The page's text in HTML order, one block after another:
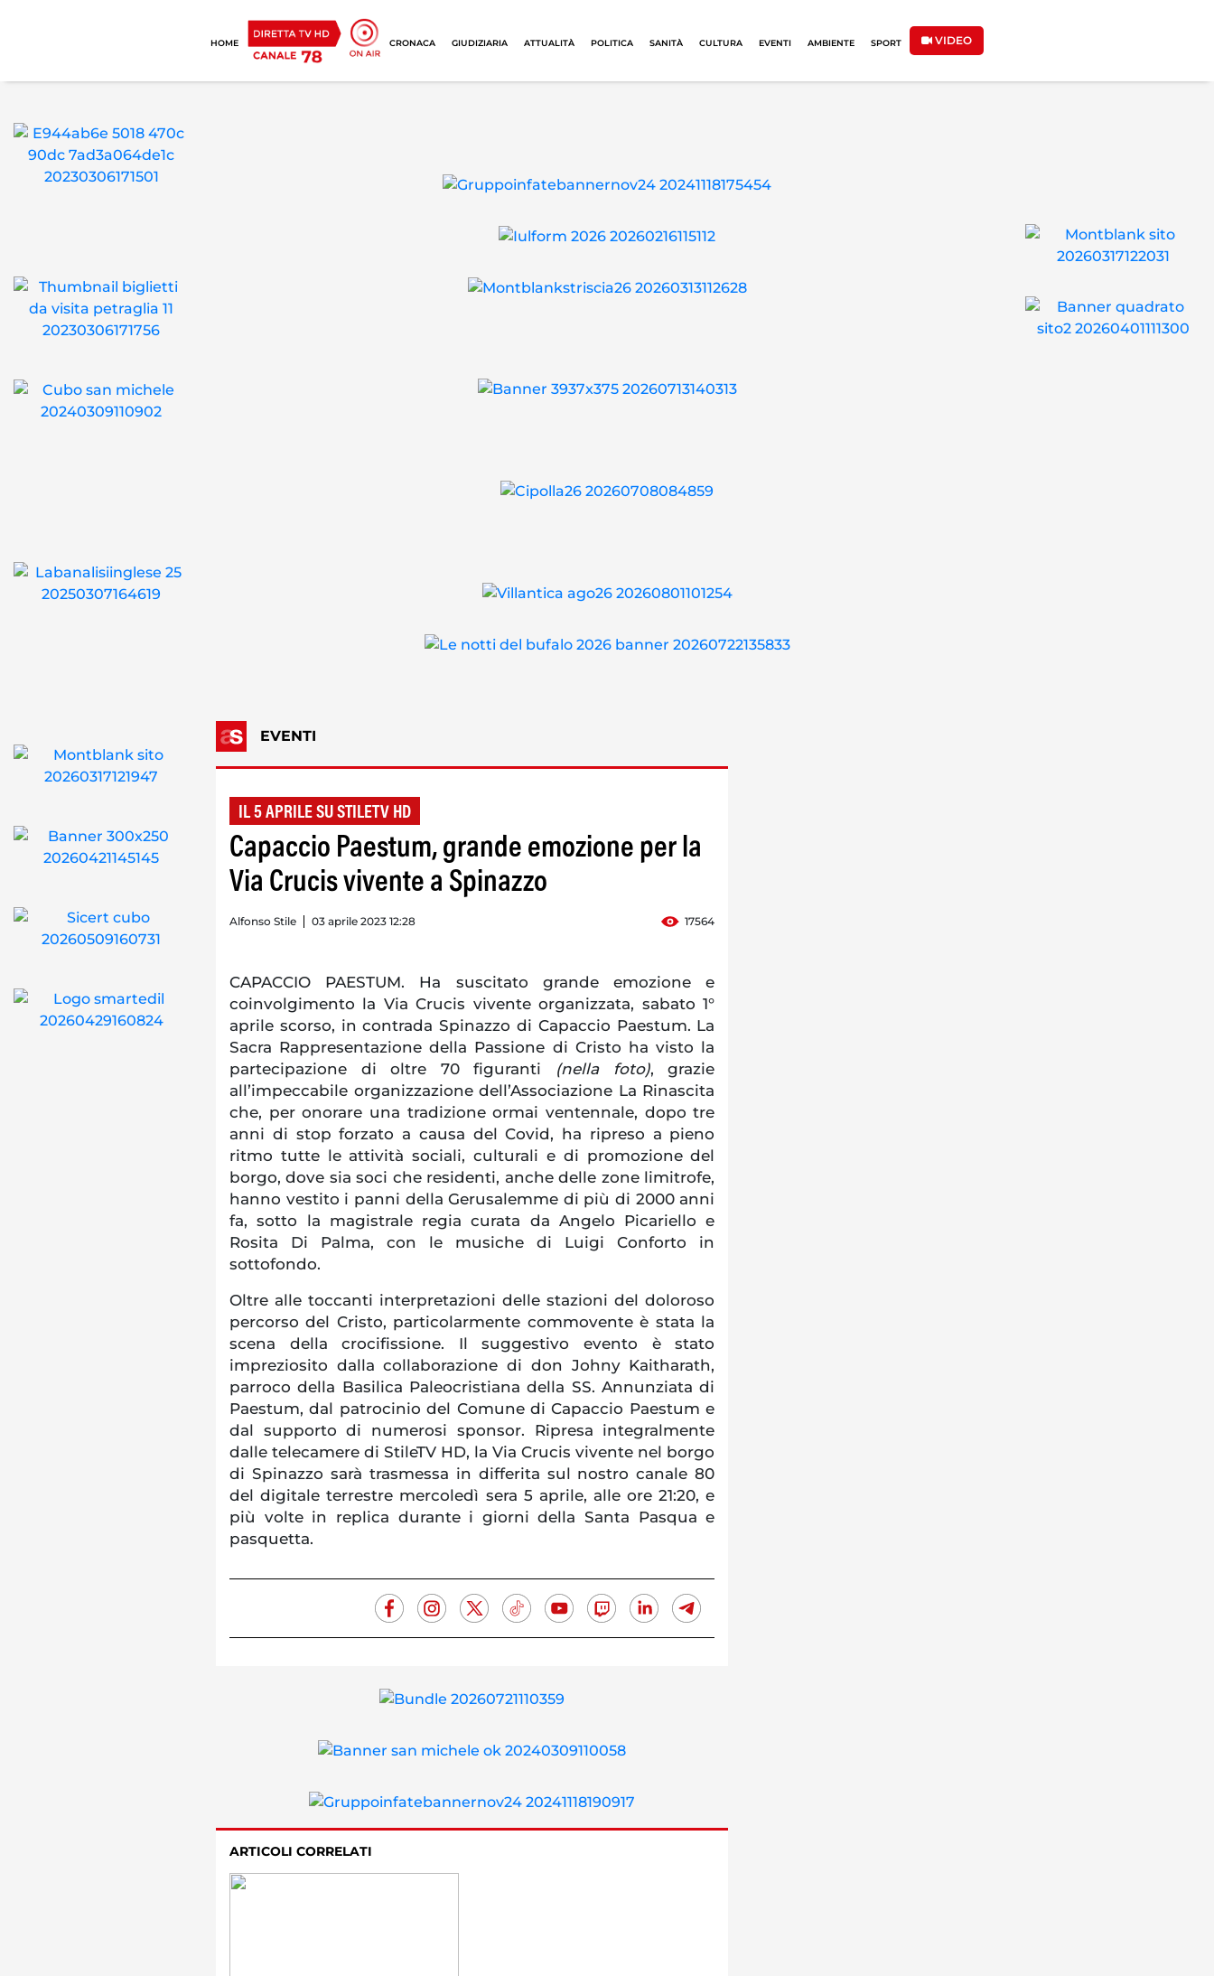
HOME CRONACA GIUDIZIARIA ATTUALITÀ POLITICA SANITÀ CULTURA EVENTI AMBIENTE SPORT VIDEO
EVENTI
IL 5 APRILE SU STILETV HD
Capaccio Paestum, grande emozione per la
Via Crucis vivente a Spinazzo
Alfonso Stile 03 aprile 2023 12:28 17564
CAPACCIO PAESTUM. Ha suscitato grande emozione e
coinvolgimento la Via Crucis vivente organizzata, sabato 1°
aprile scorso, in contrada Spinazzo di Capaccio Paestum. La
Sacra Rappresentazione della Passione di Cristo ha visto la
partecipazione di oltre 70 figuranti (nella foto), grazie
all’impeccabile organizzazione dell’Associazione La Rinascita
che, per onorare una tradizione ormai ventennale, dopo tre
anni di stop forzato a causa del Covid, ha ripreso a pieno
ritmo tutte le attività sociali, culturali e di promozione del
borgo, dove sia soci che residenti, anche delle zone limitrofe,
hanno vestito i panni della Gerusalemme di più di 2000 anni
fa, sotto la magistrale regia curata da Angelo Picariello e
Rosita Di Palma, con le musiche di Luigi Conforto in
sottofondo.
Oltre alle toccanti interpretazioni delle stazioni del doloroso
percorso del Cristo, particolarmente commovente è stata la
scena della crocifissione. Il suggestivo evento è stato
impreziosito dalla collaborazione di don Johny Kaitharath,
parroco della Basilica Paleocristiana della SS. Annunziata di
Paestum, dal patrocinio del Comune di Capaccio Paestum e
dal supporto di numerosi sponsor. Ripresa integralmente
dalle telecamere di StileTV HD, la Via Crucis vivente nel borgo
di Spinazzo sarà trasmessa in differita sul nostro canale 80
del digitale terrestre mercoledì sera 5 aprile, alle ore 21:20, e
più volte in replica durante i giorni della Santa Pasqua e
pasquetta.
ARTICOLI CORRELATI